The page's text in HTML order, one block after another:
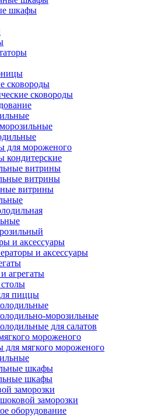
шкафы
сковороды
сковороды
для мороженого
кондитерские
витрины
витрины
витрины
и аксессуары
и аксессуары
агрегаты
пиццы
морозильные
для салатов
мороженого
для мягкого мороженого
шкафы
шкафы
заморозки
заморозки
оборудование